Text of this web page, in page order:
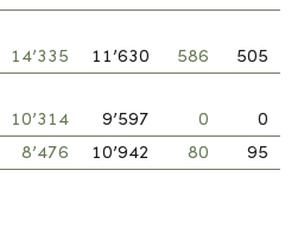
14’335 11’630 586
505
10’314 9’597 0
0
8’476 10’942 80
95